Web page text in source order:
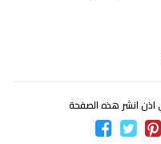
انشر هذه الصفحة